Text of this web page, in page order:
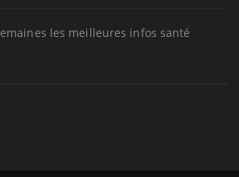
les meilleures infos santé